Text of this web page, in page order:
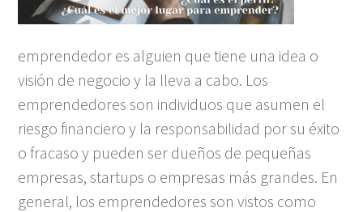
emprendedor es alguien que tiene una idea o
visión de negocio y la lleva a cabo. Los
emprendedores son individuos que asumen el
riesgo financiero y la responsabilidad por su éxito
o fracaso y pueden ser dueños de pequeñas
empresas, startups o empresas más grandes. En
general, los emprendedores son vistos como